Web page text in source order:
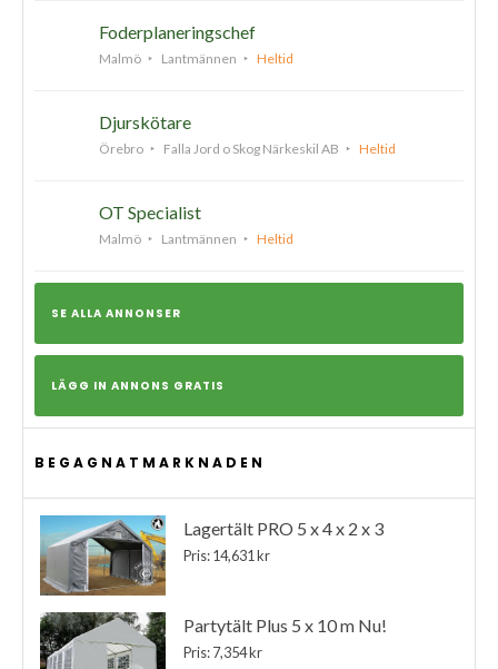
Foderplaneringschef
Malmö Lantmännen Heltid
Djurskötare
Örebro Falla Jord o Skog Närkeskil AB Heltid
OT Specialist
Malmö Lantmännen Heltid
SE ALLA ANNONSER
LÄGG IN ANNONS GRATIS
BEGAGNATMARKNADEN
Lagertält PRO 5 x 4 x 2 x 3
Pris: 14,631 kr
Partytält Plus 5 x 10 m Nu!
Pris: 7,354 kr